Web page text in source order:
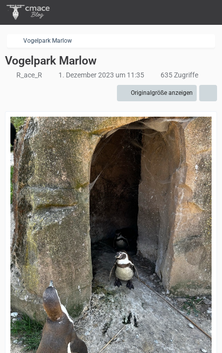
Vogelpark Marlow
Vogelpark Marlow
R_ace_R 1. Dezember 2023 um 11:35 635 Zugriffe
Originalgröße anzeigen